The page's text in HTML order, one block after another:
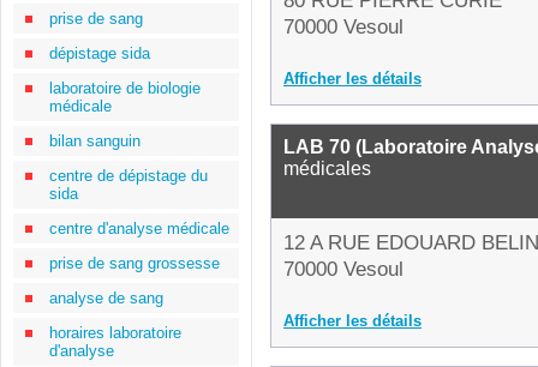
prise de sang
dépistage sida
laboratoire de biologie
médicale
bilan sanguin
centre de dépistage du
sida
centre d'analyse médicale
prise de sang grossesse
analyse de sang
horaires laboratoire
d'analyse
70000 Vesoul
Afficher les détails
LAB 70 (Laboratoire
médicales
12 A RUE EDOUARD BELIN
70000 Vesoul
Afficher les détails